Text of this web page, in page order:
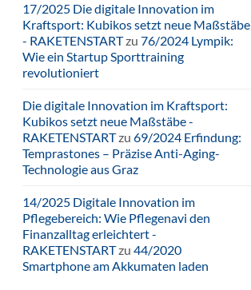
17/2025 Die digitale Innovation im
Kraftsport: Kubikos setzt neue Maßstäbe
- RAKETENSTARTzu 76/2024 Lympik:
Wie ein Startup Sporttraining
revolutioniert
Die digitale Innovation im Kraftsport:
Kubikos setzt neue Maßstäbe -
RAKETENSTARTzu 69/2024 Erfindung:
Temprastones – Präzise Anti-Aging-
Technologie aus Graz
14/2025 Digitale Innovation im
Pflegebereich: Wie Pflegenavi den
Finanzalltag erleichtert -
RAKETENSTARTzu 44/2020
Smartphone am Akkumaten laden